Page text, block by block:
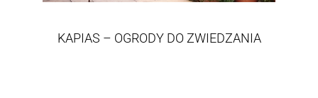
KAPIAS – OGRODY DO ZWIEDZANIA